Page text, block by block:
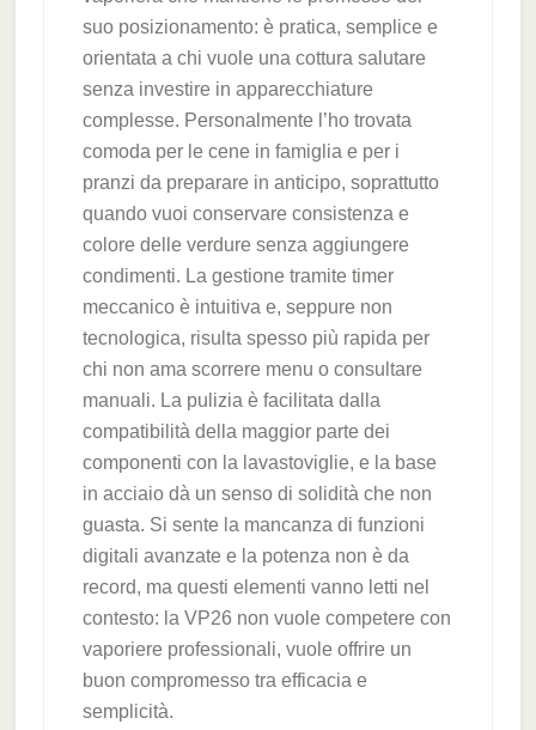
suo posizionamento: è pratica, semplice e
orientata a chi vuole una cottura salutare
senza investire in apparecchiature
complesse. Personalmente l’ho trovata
comoda per le cene in famiglia e per i
pranzi da preparare in anticipo, soprattutto
quando vuoi conservare consistenza e
colore delle verdure senza aggiungere
condimenti. La gestione tramite timer
meccanico è intuitiva e, seppure non
tecnologica, risulta spesso più rapida per
chi non ama scorrere menu o consultare
manuali. La pulizia è facilitata dalla
compatibilità della maggior parte dei
componenti con la lavastoviglie, e la base
in acciaio dà un senso di solidità che non
guasta. Si sente la mancanza di funzioni
digitali avanzate e la potenza non è da
record, ma questi elementi vanno letti nel
contesto: la VP26 non vuole competere con
vaporiere professionali, vuole offrire un
buon compromesso tra efficacia e
semplicità.